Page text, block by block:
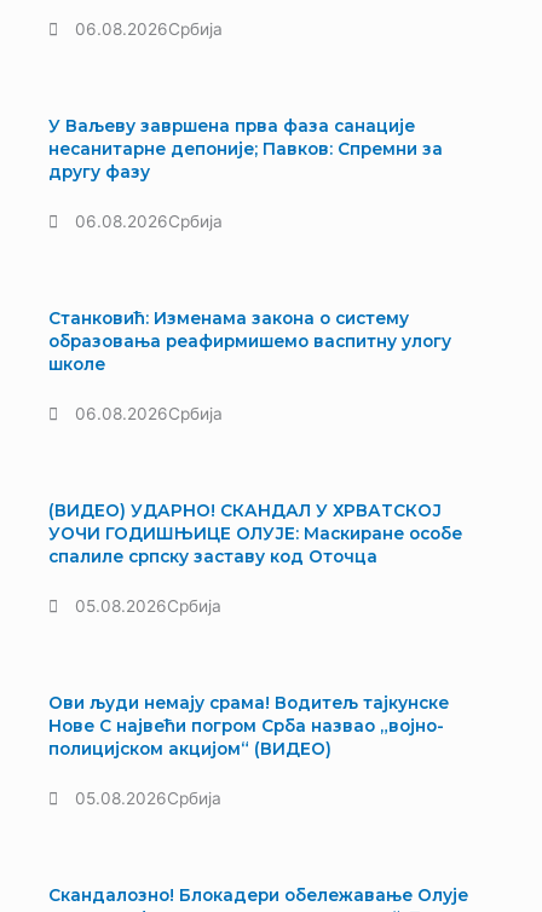
06.08.2026Србија
У Ваљеву завршена прва фаза санације
несанитарне депоније; Павков: Спремни за
другу фазу
06.08.2026Србија
Станковић: Изменама закона о систему
образовања реафирмишемо васпитну улогу
школе
06.08.2026Србија
(ВИДЕО) УДАРНО! СКАНДАЛ У ХРВАТСКОЈ
УОЧИ ГОДИШЊИЦЕ ОЛУЈЕ: Маскиране особе
спалиле српску заставу код Оточца
05.08.2026Србија
Ови људи немају срама! Водитељ тајкунске
Нове С највећи погром Срба назвао „војно-
полицијском акцијом“ (ВИДЕО)
05.08.2026Србија
Скандалозно! Блокадери обележавање Олује